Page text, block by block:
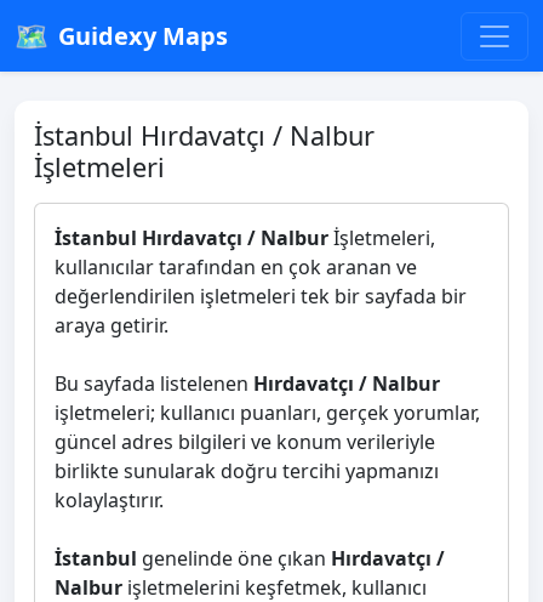
🗺️ Guidexy Maps
İstanbul Hırdavatçı / Nalbur
İşletmeleri
İstanbul Hırdavatçı / Nalburİşletmeleri,
kullanıcılar tarafından en çok aranan ve
değerlendirilen işletmeleri tek bir sayfada bir
araya getirir.
Bu sayfada listelenen Hırdavatçı / Nalbur
işletmeleri; kullanıcı puanları, gerçek yorumlar,
güncel adres bilgileri ve konum verileriyle
birlikte sunularak doğru tercihi yapmanızı
kolaylaştırır.
İstanbul genelinde öne çıkan Hırdavatçı /
Nalbur işletmelerini keşfetmek, kullanıcı